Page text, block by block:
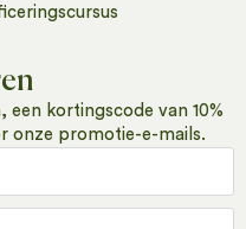
een kortingscode van 10%
onze promotie-e-mails.